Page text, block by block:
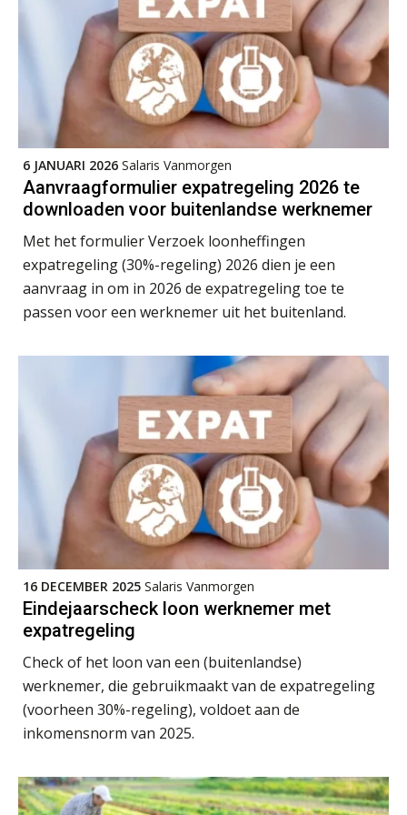
6 JANUARI 2026 Salaris Vanmorgen
Aanvraagformulier expatregeling 2026 te
downloaden voor buitenlandse werknemer
Met het formulier Verzoek loonheffingen
expatregeling (30%-regeling) 2026 dien je een
aanvraag in om in 2026 de expatregeling toe te
passen voor een werknemer uit het buitenland.
16 DECEMBER 2025 Salaris Vanmorgen
Eindejaarscheck loon werknemer met
expatregeling
Check of het loon van een (buitenlandse)
werknemer, die gebruikmaakt van de expatregeling
(voorheen 30%-regeling), voldoet aan de
inkomensnorm van 2025.
SEP
Online cursus Wwft voor salarisadministrateurs (inclusief praktijkmodellen)
MOCuitgevers
07
SEP
Online cursus Bedingen in de arbeidsovereenkomst
MOCuitgevers
08
SEP
MOCuitgevers
08
SEP
MOCuitgevers
09
Cursus Samenwerken financiële- en salarisadministratie
MOCuitgevers
SEP
Training Grenzen aangeven met zelfvertrouwen en respect
MOCuitgevers
17
SEP
Online cursus Auto, fiets en OV in de salarisadministratie
MOCuitgevers
17
SEP
Praktijkdiploma loonadministratie (PDL)
SD Worx
17
SEP
Cursus Samen sterk: efficiënte samenwerking tussen HR en salarisadministratie
MOCuitgevers
SEP
MOCuitgevers